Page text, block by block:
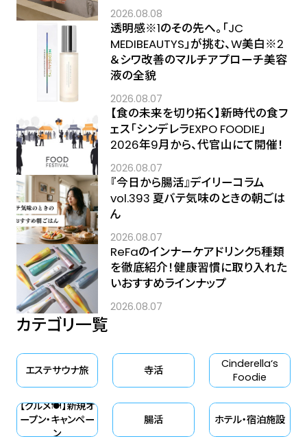
2026.08.08
透明感※1のその先へ――。「JC
MEDIBEAUTYS」が挑む、W美白※2
＆シワ改善のマルチアプローチ美容
液の全貌
2026.08.07
【食の未来を切り拓く】新時代の食フ
ェス「シンデレラEXPO FOODIE」
2026年9月から、代官山にて開催！
2026.08.07
『今日から腸活』デイリーコラム
vol.393 夏バテ気味のときの朝ごは
ん
2026.08.07
ReFaのインナーケアドリンク5種類
を徹底紹介！健康習慣に取り入れた
いおすすめラインナップ
2026.08.07
カテゴリ一覧
エステサウナ旅 寺活
Cinderella‘s
Foodie
【グルメ🍽】新規オ
ープン・キャンペー
ン
腸活 ホテル・宿泊施設